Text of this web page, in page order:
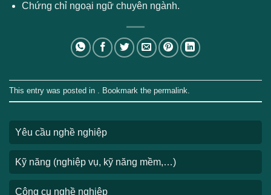
Yêu cầu nghề nghiệp
Kỹ năng (nghiệp vụ, kỹ năng mềm,…)
Công cụ nghề nghiệp
Chứng chỉ ngoại ngữ chuyên ngành.
This entry was posted in . Bookmark the permalink